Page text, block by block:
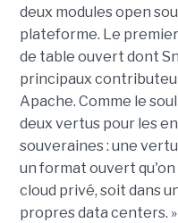
deux modules open
plateforme. Le
de table ouvert dont
principaux
Apache. Comme le
deux vertus pour les
souveraines : une
un format ouvert
cloud privé, soit dans
propres data centers.